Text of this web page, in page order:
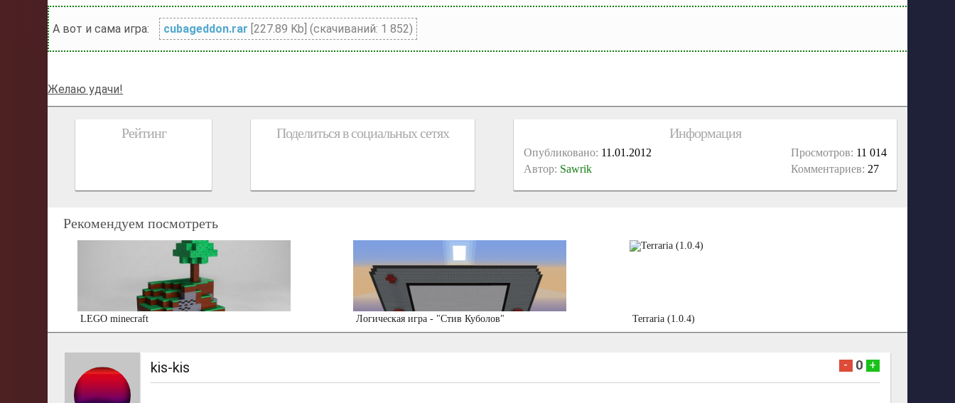
А вот и сама игра: cubageddon.rar [227.89 Kb] (cкачиваний: 1 852)
Желаю удачи!
Рейтинг Поделиться в социальных сетях Информация
Просмотров: 11 014
Комментариев: 27
Опубликовано: 11.01.2012
Автор: Sawrik
Рекомендуем посмотреть
LEGO minecraft Логическая игра - "Стив Куболов" Terraria (1.0.4)
kis-kis - 0 +